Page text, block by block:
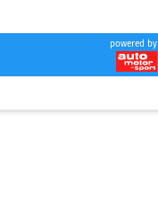
powered by